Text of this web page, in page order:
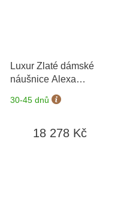
Luxur Zlaté dámské
náušnice Alexa
4535072-0-0-91
možnost výměny do 90
30-45 dnů
18 278 Kč